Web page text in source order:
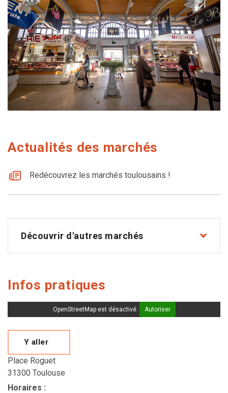
Actualités des marchés
Redécouvrez les marchés toulousains !
Découvrir d'autres marchés
Infos pratiques
OpenStreetMap est désactivé. Autoriser
Y aller
Place Roguet
31300 Toulouse
Horaires :